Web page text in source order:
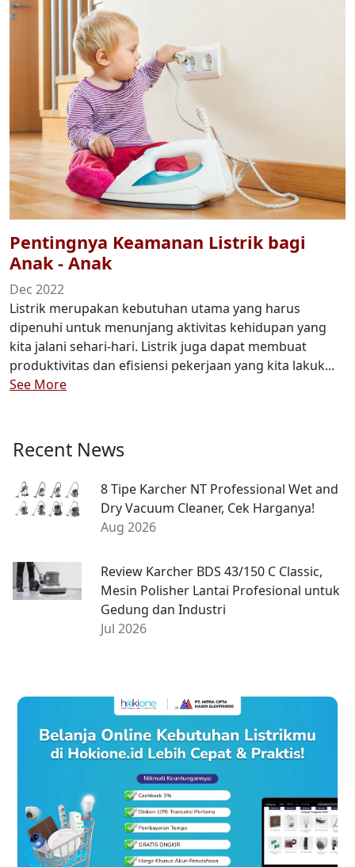
Pentingnya Keamanan Listrik bagi
Anak - Anak
Dec 2022
Listrik merupakan kebutuhan utama yang harus
dipenuhi untuk menunjang aktivitas kehidupan yang
kita jalani sehari-hari. Listrik juga dapat membuat
produktivitas dan efisiensi pekerjaan yang kita lakuk...
See More
Recent News
8 Tipe Karcher NT Professional Wet and
Dry Vacuum Cleaner, Cek Harganya!
Aug 2026
Review Karcher BDS 43/150 C Classic,
Mesin Polisher Lantai Profesional untuk
Gedung dan Industri
Jul 2026